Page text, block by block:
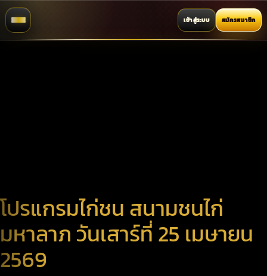
เข้าสู่ระบบ สมัครสมาชิก
โปรแกรมไก่ชน สนามชนไก่
มหาลาภ วันเสาร์ที่ 25 เมษายน
2569